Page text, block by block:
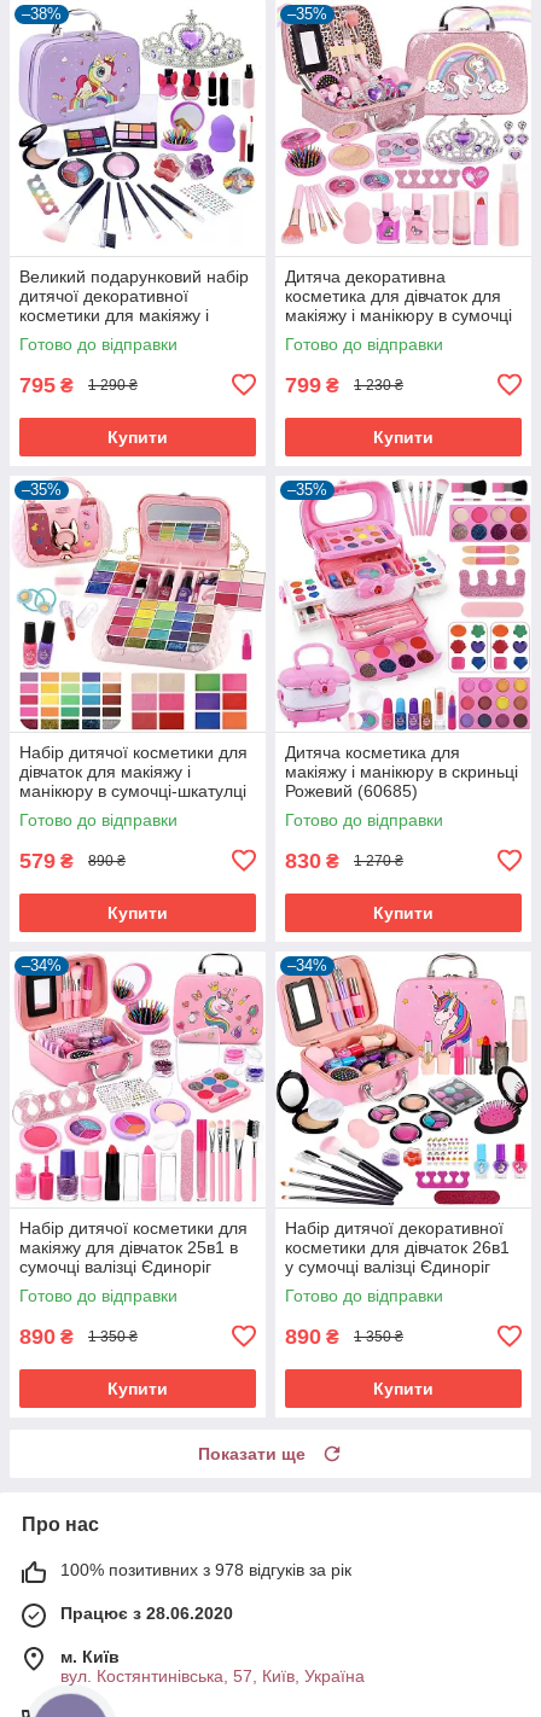
–38%
Великий подарунковий набір
дитячої декоративної
косметики для макіяжу і
манікюру у валізці Єдиноріг
(60691)
Готово до відправки
795 ₴ 1 290 ₴
Купити
–35%
Дитяча декоративна
косметика для дівчаток для
макіяжу і манікюру в сумочці
валізці Єдиноріг (60692)
Готово до відправки
799 ₴ 1 230 ₴
Купити
–35%
Набір дитячої косметики для
дівчаток для макіяжу і
манікюру в сумочці-шкатулці
(60539)
Готово до відправки
579 ₴ 890 ₴
Купити
–35%
Дитяча косметика для
макіяжу і манікюру в скриньці
Рожевий (60685)
Готово до відправки
830 ₴ 1 270 ₴
Купити
–34%
Набір дитячої косметики для
макіяжу для дівчаток 25в1 в
сумочці валізці Єдиноріг
Рожевий (60535)
Готово до відправки
890 ₴ 1 350 ₴
Купити
–34%
Набір дитячої декоративної
косметики для дівчаток 26в1
у сумочці валізці Єдиноріг
Рожевий (60657)
Готово до відправки
890 ₴ 1 350 ₴
Купити
Показати ще
Про нас
100% позитивних з 978 відгуків за рік
Працює з 28.06.2020
м. Київ
вул. Костянтинівська, 57, Київ, Україна